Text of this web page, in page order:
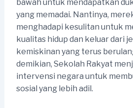
bawah untuk mendapatkan
yang memadai. Nantinya,
menghadapi kesulitan untuk
kualitas hidup dan keluar dari
kemiskinan yang terus
demikian, Sekolah Rakyat
intervensi negara untuk
sosial yang lebih adil.